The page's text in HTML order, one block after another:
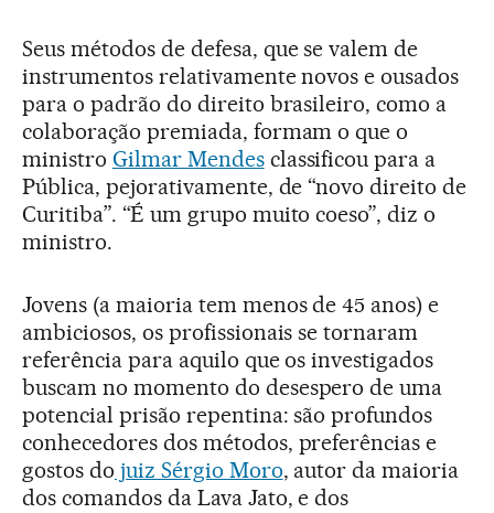
Seus métodos de defesa, que se valem de
instrumentos relativamente novos e ousados
para o padrão do direito brasileiro, como a
colaboração premiada, formam o que o
ministro Gilmar Mendesclassificou para a
Pública, pejorativamente, de “novo direito de
Curitiba”. “É um grupo muito coeso”, diz o
ministro.
Jovens (a maioria tem menos de 45 anos) e
ambiciosos, os profissionais se tornaram
referência para aquilo que os investigados
buscam no momento do desespero de uma
potencial prisão repentina: são profundos
conhecedores dos métodos, preferências e
gostos do juiz Sérgio Moro, autor da maioria
dos comandos da Lava Jato, e dos